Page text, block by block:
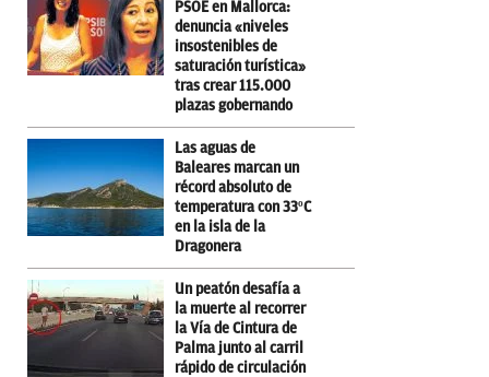
PSOE en Mallorca:
denuncia «niveles
insostenibles de
saturación turística»
tras crear 115.000
plazas gobernando
Las aguas de
Baleares marcan un
récord absoluto de
temperatura con 33ºC
en la isla de la
Dragonera
Un peatón desafía a
la muerte al recorrer
la Vía de Cintura de
Palma junto al carril
rápido de circulación